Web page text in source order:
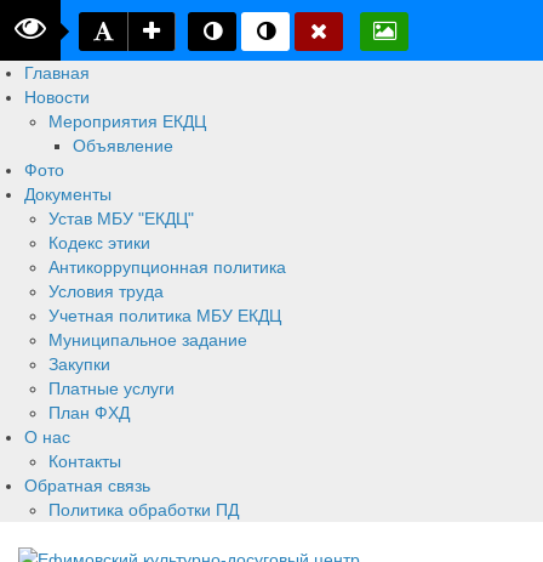
Главная
Новости
Мероприятия ЕКДЦ
Объявление
Фото
Документы
Устав МБУ "ЕКДЦ"
Кодекс этики
Антикоррупционная политика
Условия труда
Учетная политика МБУ ЕКДЦ
Муниципальное задание
Закупки
Платные услуги
План ФХД
О нас
Контакты
Обратная связь
Политика обработки ПД